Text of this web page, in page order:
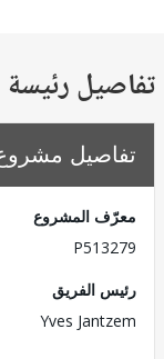
رئيسة
مشروع
المشروع
الفريق
Yves